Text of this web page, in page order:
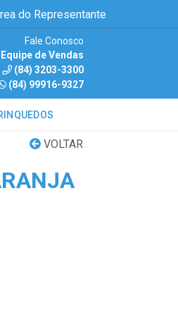
do Representante
Fale Conosco
Equipe de Vendas
(84) 3203-3300
(84) 99916-9327
VOLTAR